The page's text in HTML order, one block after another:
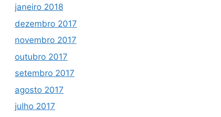
janeiro 2018
dezembro 2017
novembro 2017
outubro 2017
setembro 2017
agosto 2017
julho 2017